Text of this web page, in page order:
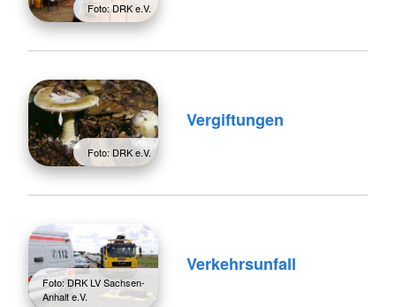
Foto: DRK e.V.
Foto: DRK e.V.
Vergiftungen
Foto: DRK LV Sachsen-
Anhalt e.V.
Verkehrsunfall